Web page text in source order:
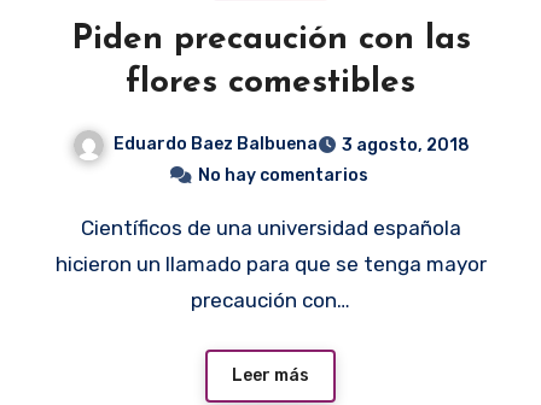
Piden precaución con las
flores comestibles
Eduardo Baez Balbuena
3 agosto, 2018
No hay comentarios
Científicos de una universidad española
hicieron un llamado para que se tenga mayor
precaución con…
Leer más